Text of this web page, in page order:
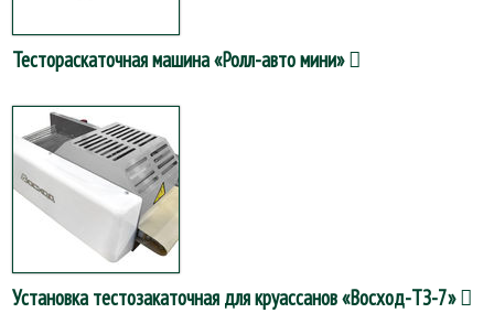
Тестораскаточная машина «Ролл-авто мини»
Установка тестозакаточная для круассанов «Восход-ТЗ-7»